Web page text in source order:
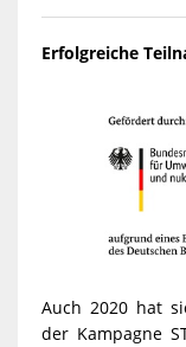
Erfolgreiche
Auch 2020 hat
der Kampagne